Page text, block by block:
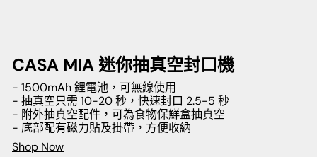
CASA MIA 迷你抽真空封口機
- 1500mAh 鋰電池，可無線使用
- 抽真空只需 10-20 秒，快速封口 2.5-5 秒
- 附外抽真空配件，可為食物保鮮盒抽真空
- 底部配有磁力貼及掛帶，方便收納
Shop Now